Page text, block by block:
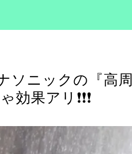
ソニックの『高
果アリ❗❗❗